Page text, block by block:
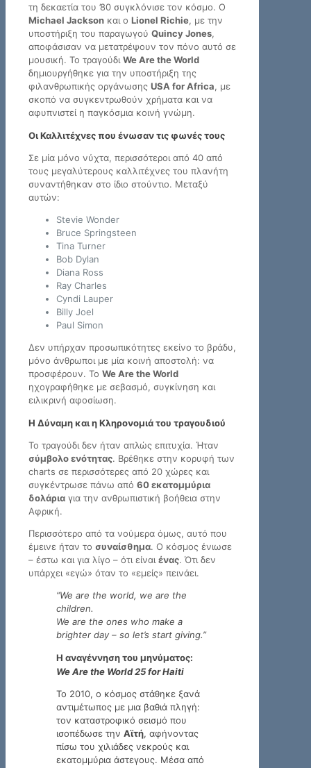
τη δεκαετία του ’80 συγκλόνισε τον κόσμο. Ο
Michael Jackson και ο Lionel Richie, με την
υποστήριξη του παραγωγού Quincy Jones,
αποφάσισαν να μετατρέψουν τον πόνο αυτό σε
μουσική. Το τραγούδι We Are the World
δημιουργήθηκε για την υποστήριξη της
φιλανθρωπικής οργάνωσης USA for Africa, με
σκοπό να συγκεντρωθούν χρήματα και να
αφυπνιστεί η παγκόσμια κοινή γνώμη.
Οι Καλλιτέχνες που ένωσαν τις φωνές τους
Σε μία μόνο νύχτα, περισσότεροι από 40 από
τους μεγαλύτερους καλλιτέχνες του πλανήτη
συναντήθηκαν στο ίδιο στούντιο. Μεταξύ
αυτών:
Stevie Wonder
Bruce Springsteen
Tina Turner
Bob Dylan
Diana Ross
Ray Charles
Cyndi Lauper
Billy Joel
Paul Simon
Δεν υπήρχαν προσωπικότητες εκείνο το βράδυ,
μόνο άνθρωποι με μία κοινή αποστολή: να
προσφέρουν. Το We Are the World
ηχογραφήθηκε με σεβασμό, συγκίνηση και
ειλικρινή αφοσίωση.
Η Δύναμη και η Κληρονομιά του τραγουδιού
Το τραγούδι δεν ήταν απλώς επιτυχία. Ήταν
σύμβολο ενότητας. Βρέθηκε στην κορυφή των
charts σε περισσότερες από 20 χώρες και
συγκέντρωσε πάνω από 60 εκατομμύρια
δολάρια για την ανθρωπιστική βοήθεια στην
Αφρική.
Περισσότερο από τα νούμερα όμως, αυτό που
έμεινε ήταν το συναίσθημα. Ο κόσμος ένιωσε
– έστω και για λίγο – ότι είναι ένας. Ότι δεν
υπάρχει «εγώ» όταν το «εμείς» πεινάει.
“We are the world, we are the
children.
We are the ones who make a
brighter day – so let’s start giving.”
Η αναγέννηση του μηνύματος:
We Are the World 25 for Haiti
Το 2010, ο κόσμος στάθηκε ξανά
αντιμέτωπος με μια βαθιά πληγή:
τον καταστροφικό σεισμό που
ισοπέδωσε την Αϊτή, αφήνοντας
πίσω του χιλιάδες νεκρούς και
εκατομμύρια άστεγους. Μέσα από